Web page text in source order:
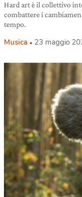
Hard art è il collettivo
combattere i
tempo.
Musica 23 maggio